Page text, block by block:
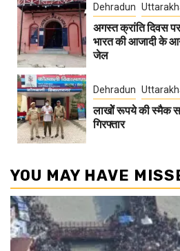
Dehradun
अगस्त क्रांति दिवस
भारत की आजादी के
जेल
Dehradun
लाखोें रूपये की स्मैक
गिरफ्तार
YOU MAY HAVE